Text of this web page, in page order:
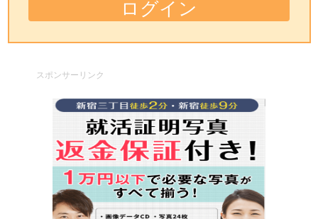
スポンサーリンク